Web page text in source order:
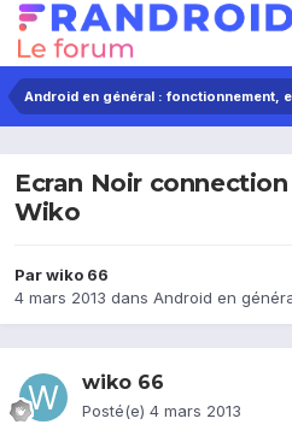
Android en général : fonctionnement,
Ecran Noir
Wiko
Parwiko 66
4 mars 2013 dans Android en
wiko 66
Posté(e) 4 mars 2013